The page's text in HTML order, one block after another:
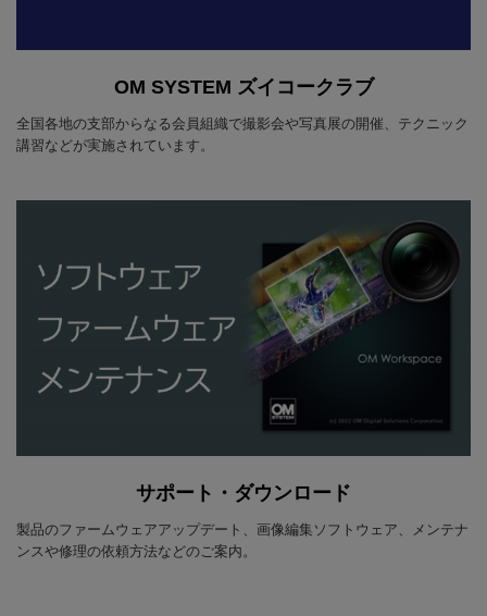
OM SYSTEM ズイコークラブ
全国各地の支部からなる会員組織で撮影会や写真展の開催、テクニック
講習などが実施されています。
サポート・ダウンロード
製品のファームウェアアップデート、画像編集ソフトウェア、メンテナ
ンスや修理の依頼方法などのご案内。